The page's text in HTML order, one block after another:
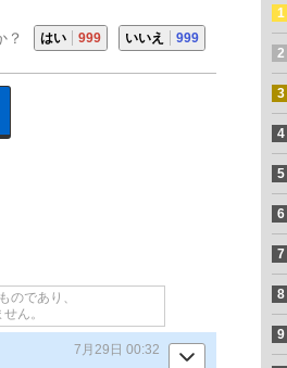
？ はい 999 いいえ 999
のであり、
ん。
7月29日 00:32